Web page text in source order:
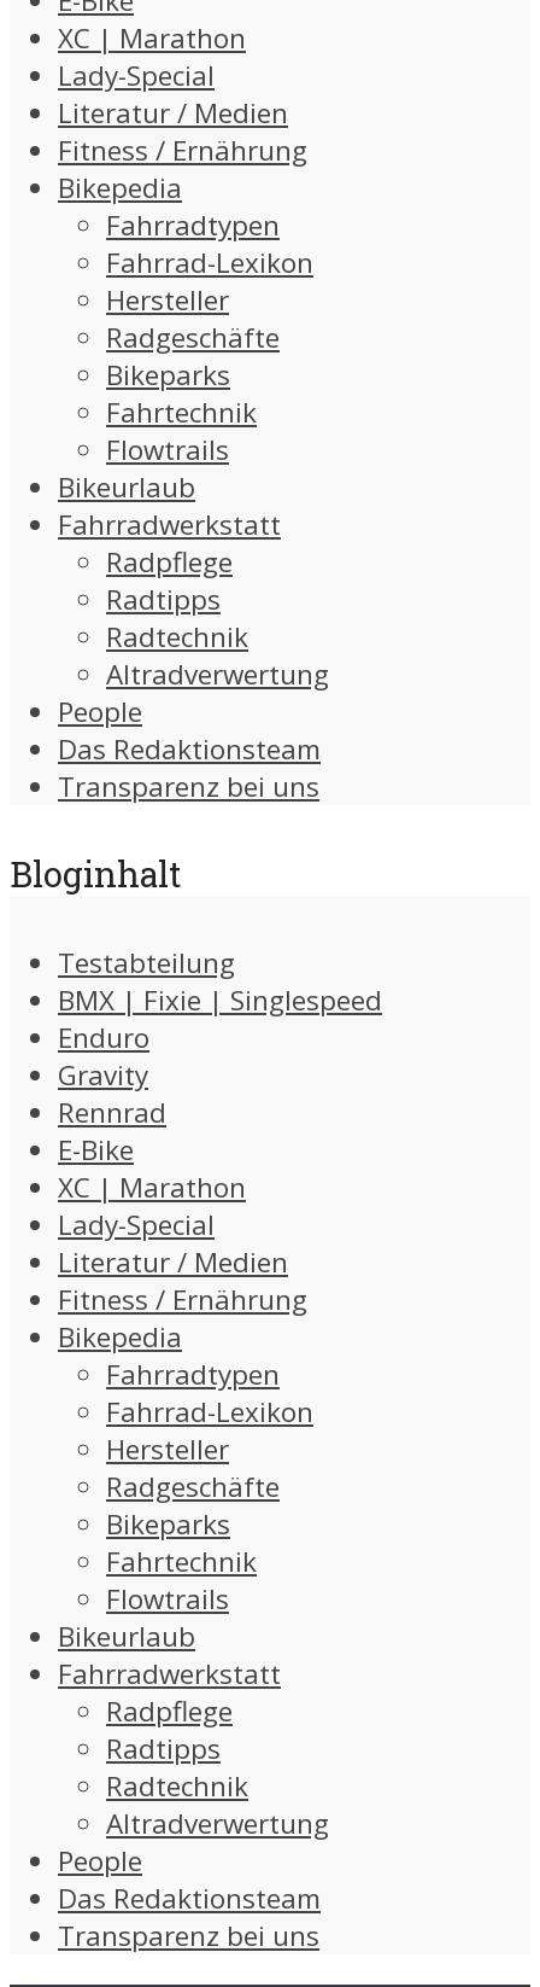
XC | Marathon
Lady-Special
Literatur / Medien
Fitness / Ernährung
Bikepedia
Fahrradtypen
Fahrrad-Lexikon
Hersteller
Radgeschäfte
Bikeparks
Fahrtechnik
Flowtrails
Bikeurlaub
Fahrradwerkstatt
Radpflege
Radtipps
Radtechnik
Altradverwertung
People
Das Redaktionsteam
Transparenz bei uns
Bloginhalt
Testabteilung
BMX | Fixie | Singlespeed
Enduro
Gravity
Rennrad
E-Bike
XC | Marathon
Lady-Special
Literatur / Medien
Fitness / Ernährung
Bikepedia
Fahrradtypen
Fahrrad-Lexikon
Hersteller
Radgeschäfte
Bikeparks
Fahrtechnik
Flowtrails
Bikeurlaub
Fahrradwerkstatt
Radpflege
Radtipps
Radtechnik
Altradverwertung
People
Das Redaktionsteam
Transparenz bei uns